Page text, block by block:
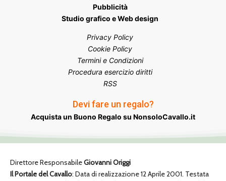
Pubblicità
Studio grafico e Web design
Privacy Policy
Cookie Policy
Termini e Condizioni
Procedura esercizio diritti
RSS
Devi fare un regalo?
Acquista un Buono Regalo su NonsoloCavallo.it
Direttore ResponsabileGiovanni Origgi
Il Portale del Cavallo: Data di realizzazione 12 Aprile 2001. Testata